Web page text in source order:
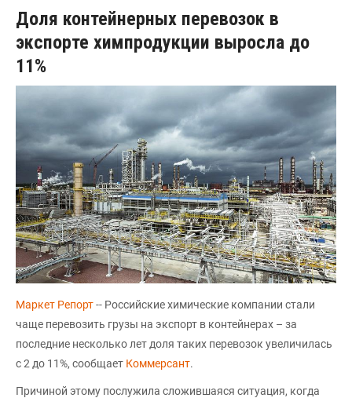
Доля контейнерных перевозок в
экспорте химпродукции выросла до
11%
Маркет Репорт-- Российские химические компании стали
чаще перевозить грузы на экспорт в контейнерах – за
последние несколько лет доля таких перевозок увеличилась
с 2 до 11%, сообщает Коммерсант.
Причиной этому послужила сложившаяся ситуация, когда